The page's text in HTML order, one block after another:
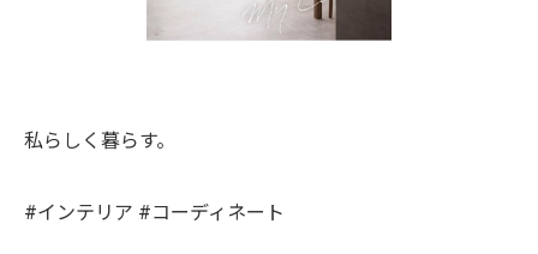
私らしく暮らす。
#インテリア #コーディネート